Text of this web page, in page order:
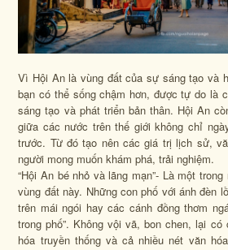
Vì Hội An là vùng đất của sự sáng tạo và
bạn có thể sống chậm hơn, được tự do là
sáng tạo và phát triển bản thân. Hội An
giữa các nước trên thế giới không chỉ
trước. Từ đó tạo nên các giá trị lịch sử,
người mong muốn khám phá, trải nghiệm.
“Hội An bé nhỏ và lãng mạn”- Là một
vùng đất này. Những con phố với ánh đèn
trên mái ngói hay các cánh đồng thơm
trong phố”. Không vội vã, bon chen, lại
hóa truyền thống và cả nhiều nét văn